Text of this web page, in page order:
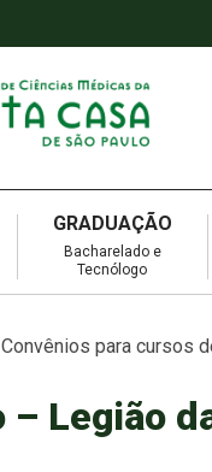
GRADUAÇÃO
Bacharelado e
Tecnólogo
Convênios para cursos
– Legião